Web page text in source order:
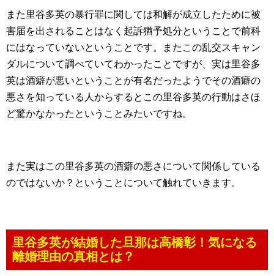
また里谷多英の暴行罪に関しては和解が成立したために被
害届を出されることはなく起訴猶予処分ということで前科
にはなっていないということです。またこの乱交スキャン
ダルについて調べていてわかったことですが、実は里谷多
英は酒癖が悪いということが有名だったようでその酒癖の
悪さを知っている人からするとこの里谷多英の行動はさほ
ど驚かなかったということみたいですね。
また実はこの里谷多英の酒癖の悪さについて関係している
のではないか？ということについて触れていきます。
里谷多英が結婚した旦那は高橋彰！気になる
離婚理由の真相とは？